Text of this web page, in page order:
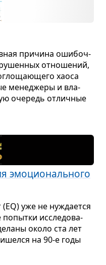
при­чина оши­боч­
отно­ше­ний,
хаоса
мене­джеры и вла­
оче­редь отлич­ные
эмо­ци­о­наль­ного
уже не нужда­ется
иссле­до­ва­
около ста лет
на 90‑е годы